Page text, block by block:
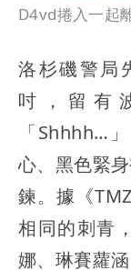
D4vd捲入一起
洛杉磯警局
吋，留有
「Shhhh…
心、黑色緊
鍊。據《
相同的刺青
娜、琳賽蘿